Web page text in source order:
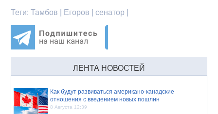
Теги:Тамбов | Егоров | сенатор |
ЛЕНТА НОВОСТЕЙ
Как будут развиваться американо-канадские
отношения с введением новых пошлин
8 Августа 12:39